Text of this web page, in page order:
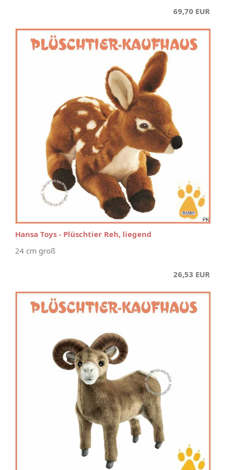
69,70 EUR
Hansa Toys - Plüschtier Reh, liegend
24 cm groß
26,53 EUR